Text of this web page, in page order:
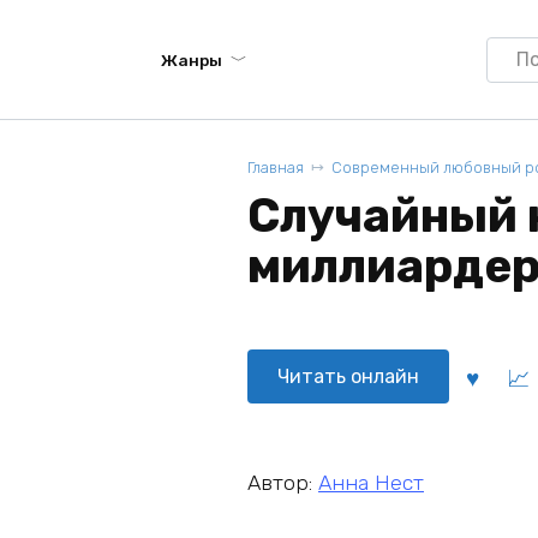
Жанры
for:
Главная Современный любовный
Случайный
Читать онлайн
Автор: Анна Нест